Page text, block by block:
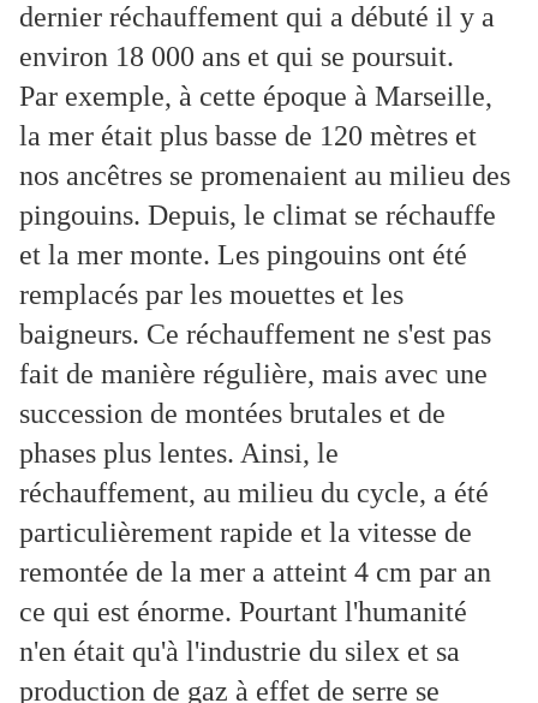
dernier réchauffement qui a débuté il y a
environ 18 000 ans et qui se poursuit.
Par exemple, à cette époque à Marseille,
la mer était plus basse de 120 mètres et
nos ancêtres se promenaient au milieu des
pingouins. Depuis, le climat se réchauffe
et la mer monte. Les pingouins ont été
remplacés par les mouettes et les
baigneurs. Ce réchauffement ne s'est pas
fait de manière régulière, mais avec une
succession de montées brutales et de
phases plus lentes. Ainsi, le
réchauffement, au milieu du cycle, a été
particulièrement rapide et la vitesse de
remontée de la mer a atteint 4 cm par an
ce qui est énorme. Pourtant l'humanité
n'en était qu'à l'industrie du silex et sa
production de gaz à effet de serre se